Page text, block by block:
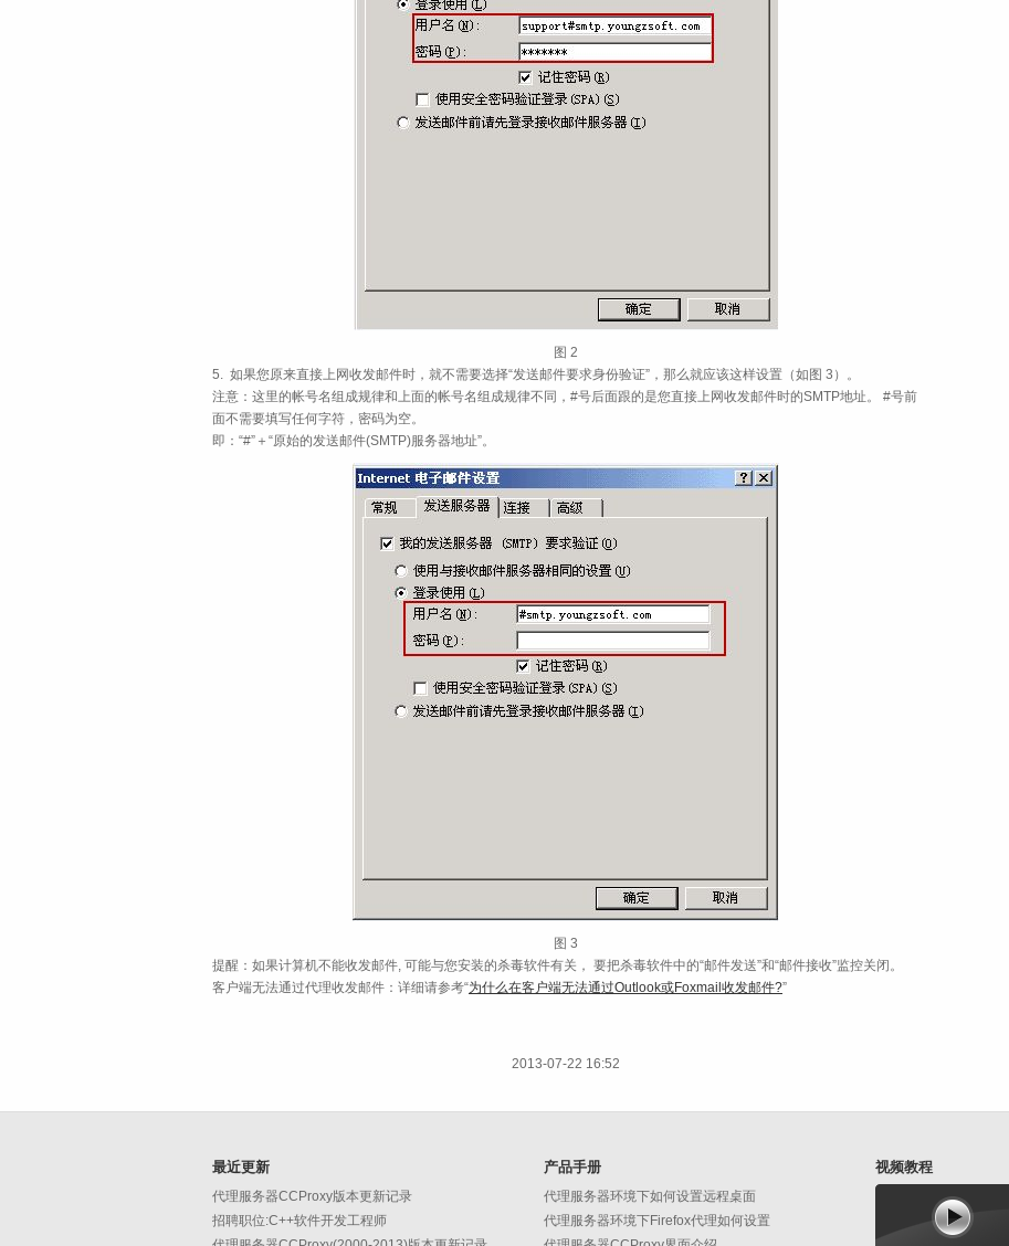
图 2
5. 如果您原来直接上网收发邮件时，就不需要选择“发送邮件要求身份验证”，那么就应该这样设置（如图 3）。
注意：这里的帐号名组成规律和上面的帐号名组成规律不同，#号后面跟的是您直接上网收发邮件时的SMTP地址。 #号前
面不需要填写任何字符，密码为空。
即：“#”＋“原始的发送邮件(SMTP)服务器地址”。
图 3
提醒：如果计算机不能收发邮件, 可能与您安装的杀毒软件有关， 要把杀毒软件中的“邮件发送”和“邮件接收”监控关闭。
客户端无法通过代理收发邮件：详细请参考“为什么在客户端无法通过Outlook或Foxmail收发邮件?”
2013-07-22 16:52
最近更新
代理服务器CCProxy版本更新记录
招聘职位:C++软件开发工程师
产品手册
代理服务器环境下如何设置远程桌面
代理服务器环境下Firefox代理如何设置
视频教程